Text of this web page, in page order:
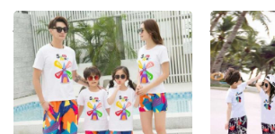
Đồng Phục Đi Biển 6 Đồng